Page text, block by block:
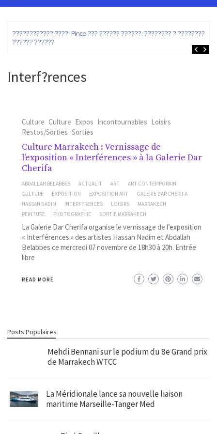
???????????? ???? Pinco ??? ?????? ??????: ???????? ? ???????? ?
?????? ??????
Interf?rences
Culture Culture Expos Incontournables Loisirs
Restos/Sorties Sorties
Culture Marrakech : Vernissage de
l’exposition « Interférences » à la Galerie Dar
Cherifa
ABDALLAH BELABBES ACTUALIT ART
ART CONTEMPORAIN
CULTURE
EXPOSITION EXPOSITION ART
GALERIE DAR CHERIFA
HASSAN NADIM
INTERF?RENCES LOISIRS
MARRAKECH
PEINTURE
PHOTOGRAPHIE SORTIE MARRAKECH
La Galerie Dar Cherifa organise le vernissage de l’exposition
« Interférences » des artistes Hassan Nadim et Abdallah
Belabbes ce mercredi 07 novembre de 18h30 à 20h. Entrée
libre
READ MORE
Posts Populaires
Mehdi Bennani sur le podium du 8e Grand prix
de Marrakech WTCC
La Méridionale lance sa nouvelle liaison
maritime Marseille-Tanger Med